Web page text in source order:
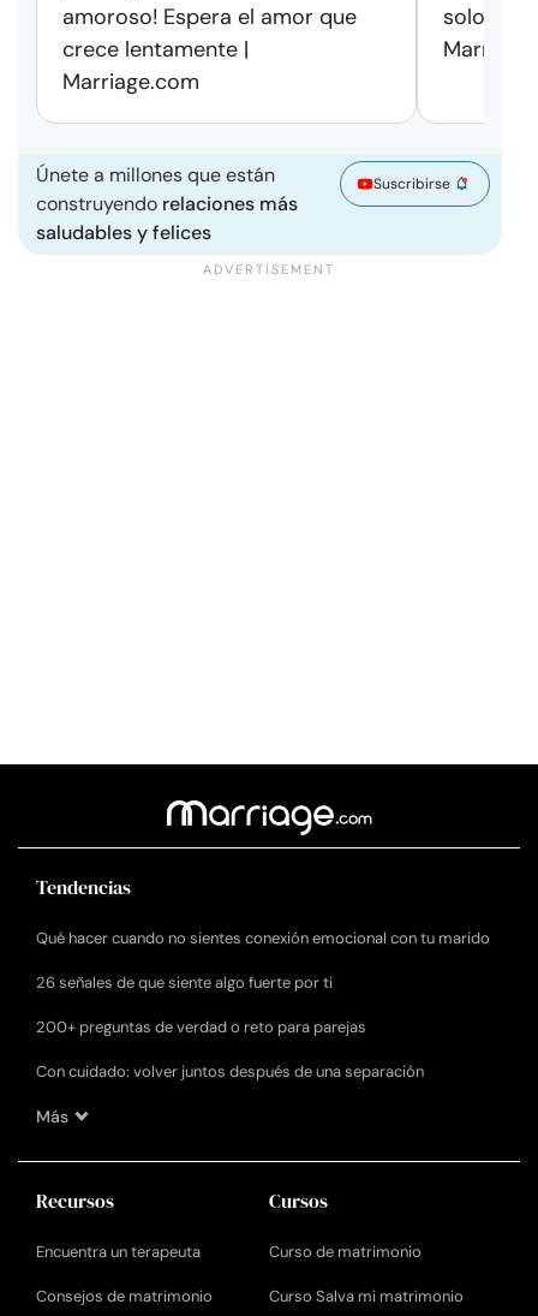
amoroso! Espera el amor que
crece lentamente |
Marriage.com
solo
Únete a millones que están
construyendo relaciones más
saludables y felices
Suscribirse
Tendencias
Qué hacer cuando no sientes conexión emocional con tu marido
26 señales de que siente algo fuerte por ti
200+ preguntas de verdad o reto para parejas
Con cuidado: volver juntos después de una separación
Más
Recursos
Encuentra un terapeuta
Consejos de matrimonio
Cursos
Curso de matrimonio
Curso Salva mi matrimonio